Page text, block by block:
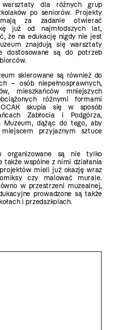
warsztaty dla różnych grup
po seniorów. Projekty
za zadanie otwierać
już od najmłodszych lat,
że na edukację nigdy nie jest
znajdują się warsztaty
dostosowane są do potrzeb
skierowane są również do
– osób niepełnosprawnych,
mieszkańców mniejszych
różnymi formami
skupia się w sposób
Zabłocia i Podgórza,
Muzeum, dążąc do tego, aby
przyjaznym sztuce
organizowane są nie tylko
wspólne z nimi działania
mieli już okazję wraz
czy malować murale.
w przestrzeni muzealnej,
prowadzone są także
i przedszkolach.